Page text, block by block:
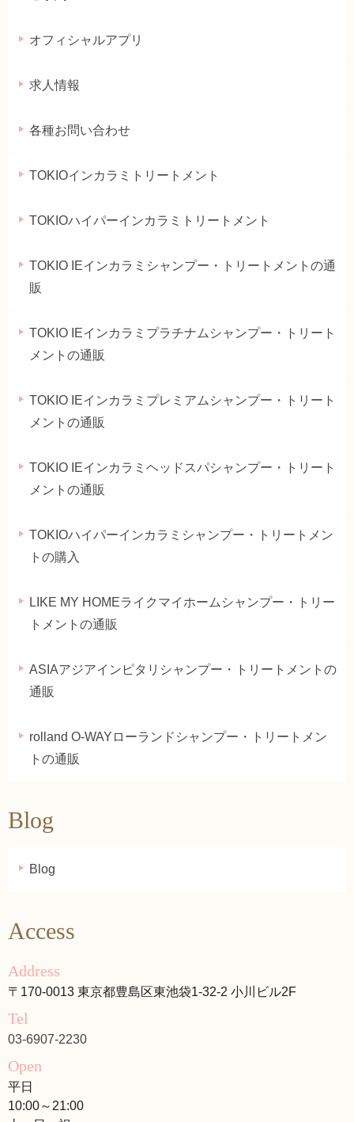
オフィシャルアプリ
求人情報
各種お問い合わせ
TOKIOインカラミトリートメント
TOKIOハイパーインカラミトリートメント
TOKIO IEインカラミシャンプー・トリートメントの通
販
TOKIO IEインカラミプラチナムシャンプー・トリート
メントの通販
TOKIO IEインカラミプレミアムシャンプー・トリート
メントの通販
TOKIO IEインカラミヘッドスパシャンプー・トリート
メントの通販
TOKIOハイパーインカラミシャンプー・トリートメン
トの購入
LIKE MY HOMEライクマイホームシャンプー・トリー
トメントの通販
ASIAアジアインピタリシャンプー・トリートメントの
通販
rolland O-WAYローランドシャンプー・トリートメン
トの通販
Blog
Blog
Access
Address
〒170-0013 東京都豊島区東池袋1-32-2 小川ビル2F
Tel
03-6907-2230
Open
平日
10:00～21:00